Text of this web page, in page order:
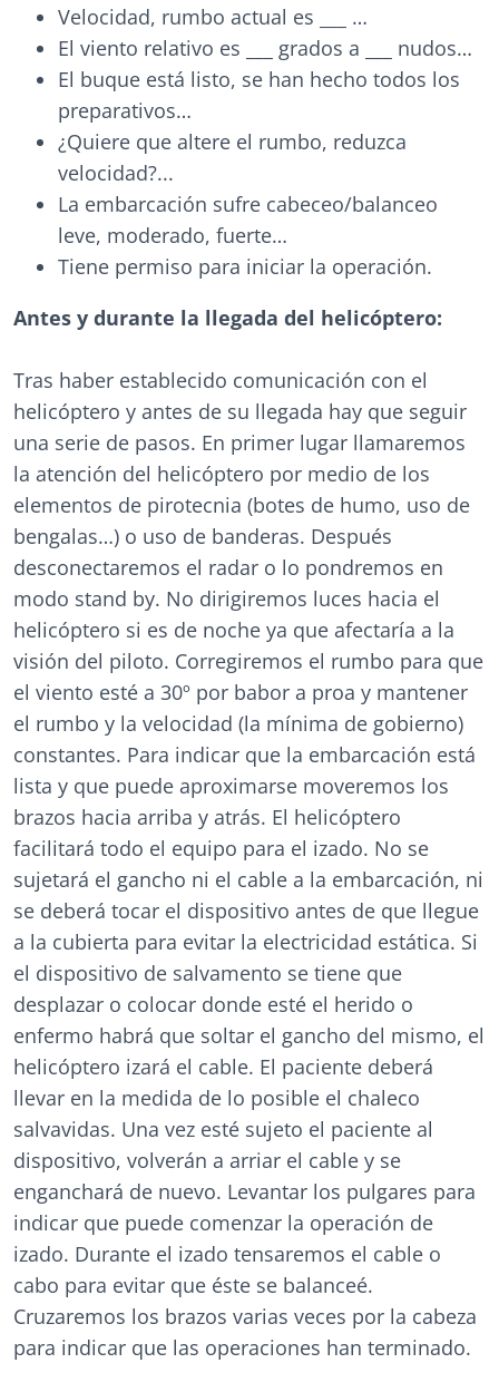
Velocidad, rumbo actual es ___ …
El viento relativo es ___ grados a ___ nudos…
El buque está listo, se han hecho todos los
preparativos…
¿Quiere que altere el rumbo, reduzca
velocidad?...
La embarcación sufre cabeceo/balanceo
leve, moderado, fuerte…
Tiene permiso para iniciar la operación.
Antes y durante la llegada del helicóptero:
Tras haber establecido comunicación con el
helicóptero y antes de su llegada hay que seguir
una serie de pasos. En primer lugar llamaremos
la atención del helicóptero por medio de los
elementos de pirotecnia (botes de humo, uso de
bengalas…) o uso de banderas. Después
desconectaremos el radar o lo pondremos en
modo stand by. No dirigiremos luces hacia el
helicóptero si es de noche ya que afectaría a la
visión del piloto. Corregiremos el rumbo para que
el viento esté a 30º por babor a proa y mantener
el rumbo y la velocidad (la mínima de gobierno)
constantes. Para indicar que la embarcación está
lista y que puede aproximarse moveremos los
brazos hacia arriba y atrás. El helicóptero
facilitará todo el equipo para el izado. No se
sujetará el gancho ni el cable a la embarcación, ni
se deberá tocar el dispositivo antes de que llegue
a la cubierta para evitar la electricidad estática. Si
el dispositivo de salvamento se tiene que
desplazar o colocar donde esté el herido o
enfermo habrá que soltar el gancho del mismo, el
helicóptero izará el cable. El paciente deberá
llevar en la medida de lo posible el chaleco
salvavidas. Una vez esté sujeto el paciente al
dispositivo, volverán a arriar el cable y se
enganchará de nuevo. Levantar los pulgares para
indicar que puede comenzar la operación de
izado. Durante el izado tensaremos el cable o
cabo para evitar que éste se balanceé.
Cruzaremos los brazos varias veces por la cabeza
para indicar que las operaciones han terminado.